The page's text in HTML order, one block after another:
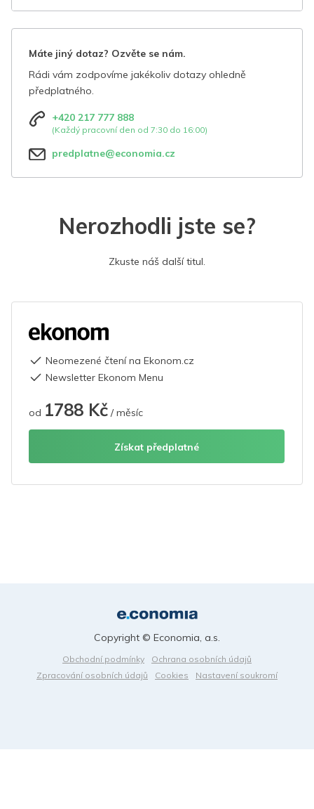
Máte jiný dotaz? Ozvěte se nám.
Rádi vám zodpovíme jakékoliv dotazy ohledně
předplatného.
+420 217 777 888
(Každý pracovní den od 7:30 do 16:00)
predplatne@economia.cz
Nerozhodli jste se?
Zkuste náš další titul.
Neomezené čtení na Ekonom.cz
Newsletter Ekonom Menu
od 1788 Kč / měsíc
Získat předplatné
Obchodní podmínky
Ochrana osobních údajů
Zpracování osobních údajů
Cookies Nastavení soukromí
Copyright © Economia, a.s.